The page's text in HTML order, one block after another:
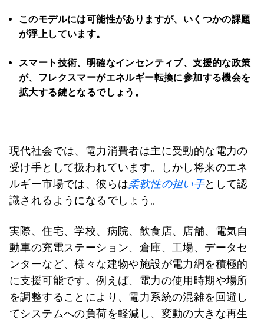
このモデルには可能性がありますが、いくつかの課題
が浮上しています。
スマート技術、明確なインセンティブ、支援的な政策
が、フレクスマーがエネルギー転換に参加する機会を
拡大する鍵となるでしょう。
現代社会では、電力消費者は主に受動的な電力の
受け手として扱われています。しかし将来のエネ
ルギー市場では、彼らは柔軟性の担い手として認
識されるようになるでしょう。
実際、住宅、学校、病院、飲食店、店舗、電気自
動車の充電ステーション、倉庫、工場、データセ
ンターなど、様々な建物や施設が電力網を積極的
に支援可能です。例えば、電力の使用時期や場所
を調整することにより、電力系統の混雑を回避し
てシステムへの負荷を軽減し、変動の大きな再生